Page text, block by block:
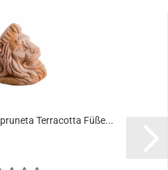
Terracotta Füße...